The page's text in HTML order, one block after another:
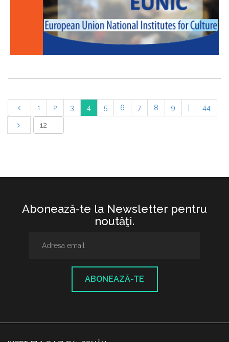
1 2 3 4 5 6 7 8 9 44
Abonează-te la Newsletter pentru
noutăţi.
ABONEAZĂ-TE